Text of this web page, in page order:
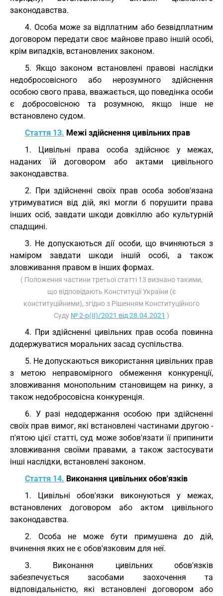
законодавства.
4. Особа може за відплатним або безвідплатним
договором передати своє майнове право іншій особі,
крім випадків, встановлених законом.
5. Якщо законом встановлені правові наслідки
недобросовісного або нерозумного здійснення
особою свого права, вважається, що поведінка особи
є добросовісною та розумною, якщо інше не
встановлено судом.
Стаття 13. Межі здійснення цивільних прав
1. Цивільні права особа здійснює у межах,
наданих їй договором або актами цивільного
законодавства.
2. При здійсненні своїх прав особа зобов'язана
утримуватися від дій, які могли б порушити права
інших осіб, завдати шкоди довкіллю або культурній
спадщині.
3. Не допускаються дії особи, що вчиняються з
наміром завдати шкоди іншій особі, а також
зловживання правом в інших формах.
( Положення частини третьої статті 13 визнано такими,
що відповідають Конституції України (є
конституційними), згідно з Рішенням Конституційного
Суду № 2-р(II)/2021 від 28.04.2021 )
4. При здійсненні цивільних прав особа повинна
додержуватися моральних засад суспільства.
5. Не допускаються використання цивільних прав
з метою неправомірного обмеження конкуренції,
зловживання монопольним становищем на ринку, а
також недобросовісна конкуренція.
6. У разі недодержання особою при здійсненні
своїх прав вимог, які встановлені частинами другою -
п'ятою цієї статті, суд може зобов'язати її припинити
зловживання своїми правами, а також застосувати
інші наслідки, встановлені законом.
Стаття 14. Виконання цивільних обов'язків
1. Цивільні обов'язки виконуються у межах,
встановлених договором або актом цивільного
законодавства.
2. Особа не може бути примушена до дій,
вчинення яких не є обов'язковим для неї.
3. Виконання цивільних обов'язків
забезпечується засобами заохочення та
відповідальністю, які встановлені договором або